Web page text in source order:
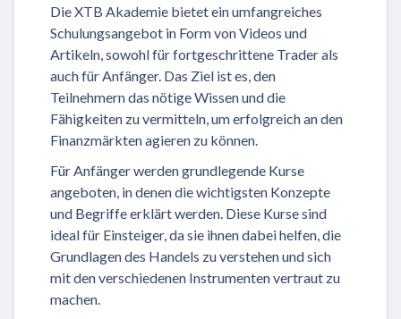
Die XTB Akademie bietet ein umfangreiches
Schulungsangebot in Form von Videos und
Artikeln, sowohl für fortgeschrittene Trader als
auch für Anfänger. Das Ziel ist es, den
Teilnehmern das nötige Wissen und die
Fähigkeiten zu vermitteln, um erfolgreich an den
Finanzmärkten agieren zu können.
Für Anfänger werden grundlegende Kurse
angeboten, in denen die wichtigsten Konzepte
und Begriffe erklärt werden. Diese Kurse sind
ideal für Einsteiger, da sie ihnen dabei helfen, die
Grundlagen des Handels zu verstehen und sich
mit den verschiedenen Instrumenten vertraut zu
machen.